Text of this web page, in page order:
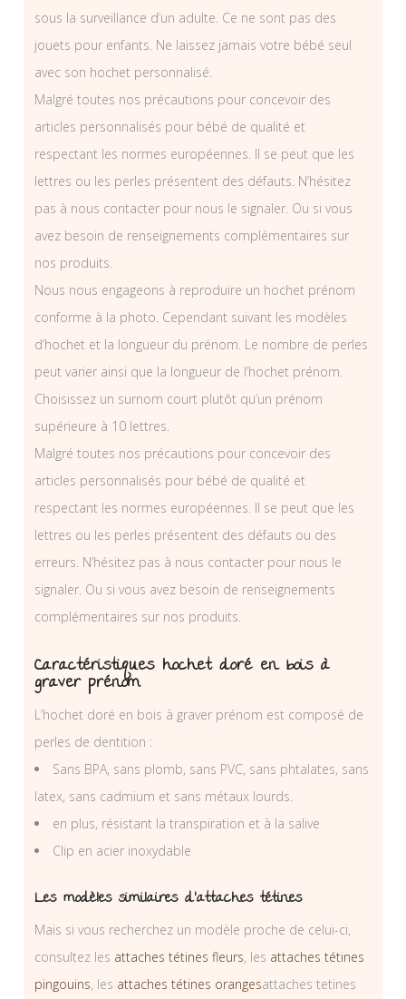
sous la surveillance d’un adulte. Ce ne sont pas des
jouets pour enfants. Ne laissez jamais votre bébé seul
avec son hochet personnalisé.
Malgré toutes nos précautions pour concevoir des
articles personnalisés pour bébé de qualité et
respectant les normes européennes. Il se peut que les
lettres ou les perles présentent des défauts. N’hésitez
pas à nous contacter pour nous le signaler. Ou si vous
avez besoin de renseignements complémentaires sur
nos produits.
Nous nous engageons à reproduire un hochet prénom
conforme à la photo. Cependant suivant les modèles
d’hochet et la longueur du prénom. Le nombre de perles
peut varier ainsi que la longueur de l’hochet prénom.
Choisissez un surnom court plutôt qu’un prénom
supérieure à 10 lettres.
Malgré toutes nos précautions pour concevoir des
articles personnalisés pour bébé de qualité et
respectant les normes européennes. Il se peut que les
lettres ou les perles présentent des défauts ou des
erreurs. N’hésitez pas à nous contacter pour nous le
signaler. Ou si vous avez besoin de renseignements
complémentaires sur nos produits.
Caractéristiques hochet doré en bois à
graver prénom
L’hochet doré en bois à graver prénom est composé de
perles de dentition :
Sans BPA, sans plomb, sans PVC, sans phtalates, sans
latex, sans cadmium et sans métaux lourds.
en plus, résistant la transpiration et à la salive
Clip en acier inoxydable
Les modèles similaires d’attaches tétines
Mais si vous recherchez un modèle proche de celui-ci,
consultez les attaches tétines fleurs, les attaches tétines
pingouins, les attaches tétines orangesattaches tetines